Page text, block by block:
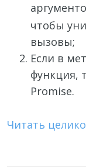
чтобы
вызовы;
Если в
функция,
Promise.
Читать